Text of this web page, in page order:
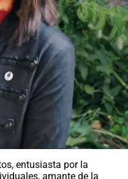
entusiasta por la
amante de la